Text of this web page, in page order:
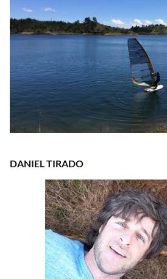
DANIEL TIRADO